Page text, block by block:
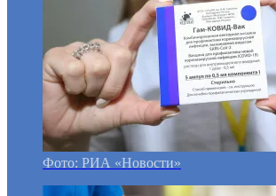
Фото: РИА «Новости»